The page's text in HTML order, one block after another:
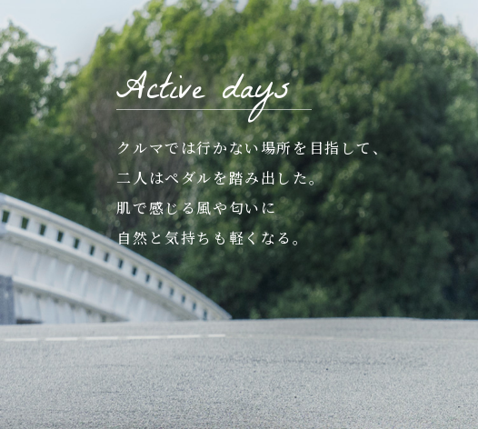
Active days
クルマでは行かない場所を目指して、
二人はペダルを踏み出した。
肌で感じる風や匂いに
自然と気持ちも軽くなる。